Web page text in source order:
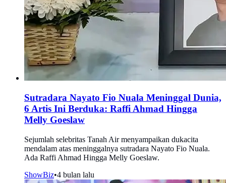
Sutradara Nayato Fio Nuala Meninggal Dunia,
6 Artis Ini Berduka: Raffi Ahmad Hingga
Melly Goeslaw
Sejumlah selebritas Tanah Air menyampaikan dukacita
mendalam atas meninggalnya sutradara Nayato Fio Nuala.
Ada Raffi Ahmad Hingga Melly Goeslaw.
ShowBiz•4 bulan lalu